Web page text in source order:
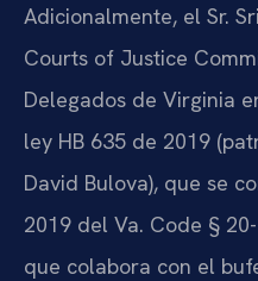
Adicionalmente, el Sr.
Courts of Justice
Delegados de Virginia
ley HB 635 de 2019
David Bulova), que se
2019 del Va. Code §
que colabora con el